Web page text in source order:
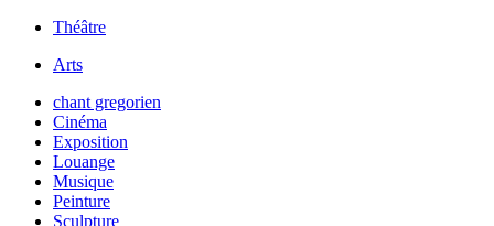
Théâtre
Arts
chant gregorien
Cinéma
Exposition
Louange
Musique
Peinture
Sculpture